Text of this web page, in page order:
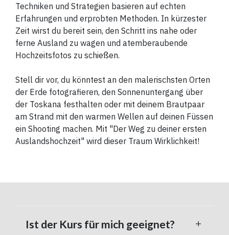
Techniken und Strategien basieren auf echten
Erfahrungen und erprobten Methoden. In kürzester
Zeit wirst du bereit sein, den Schritt ins nahe oder
ferne Ausland zu wagen und atemberaubende
Hochzeitsfotos zu schießen.
Stell dir vor, du könntest an den malerischsten Orten
der Erde fotografieren, den Sonnenuntergang über
der Toskana festhalten oder mit deinem Brautpaar
am Strand mit den warmen Wellen auf deinen Füssen
ein Shooting machen. Mit "Der Weg zu deiner ersten
Auslandshochzeit" wird dieser Traum Wirklichkeit!
Ist der Kurs für mich geeignet?